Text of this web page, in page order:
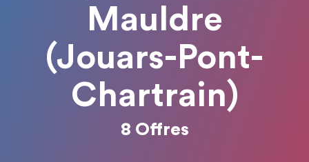
Mauldre
(Jouars-Pont-
Chartrain)
8 Offres